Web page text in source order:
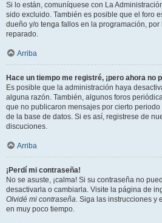
Si lo están, comuníquese con La
sido excluido. También es posible que el foro
dueño y/o tenga fallos en la programación,
reparado.
Arriba
Hace un tiempo me registré, ¡pero ahora no
Es posible que la administración haya
alguna razón. También, algunos foros
que no publicaron mensajes por cierto
de la base de datos. Si es así, registrese de
discuciones.
Arriba
¡Perdí mi contraseña!
No se asuste, ¡calma! Si su contraseña no
desactivarla o cambiarla. Visite la página de
Olvidé mi contraseña. Siga las instrucciones y
en muy poco tiempo.